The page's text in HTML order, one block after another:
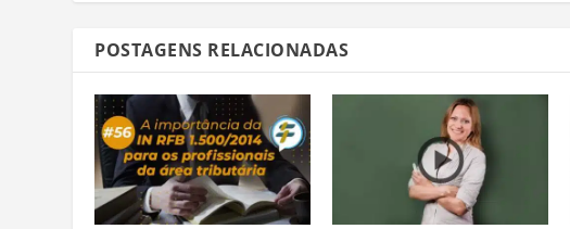
POSTAGENS RELACIONADAS